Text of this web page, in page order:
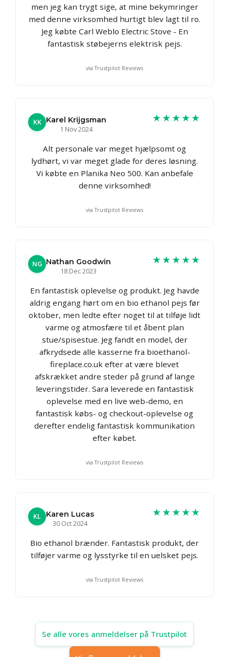
men jeg kan trygt sige, at mine bekymringer
med denne virksomhed hurtigt blev lagt til ro.
Jeg købte Carl Weblo Electric Stove - En
fantastisk støbejerns elektrisk pejs.
via Trustpilot Reviews
KK Karel Krijgsman
1 Nov 2024
★★★★★
Alt personale var meget hjælpsomt og
lydhørt, vi var meget glade for deres løsning.
Vi købte en Planika Neo 500. Kan anbefale
denne virksomhed!
via Trustpilot Reviews
NG Nathan Goodwin
18 Dec 2023
★★★★★
En fantastisk oplevelse og produkt. Jeg havde
aldrig engang hørt om en bio ethanol pejs før
oktober, men ledte efter noget til at tilføje lidt
varme og atmosfære til et åbent plan
stue/spisestue. Jeg fandt en model, der
afkrydsede alle kasserne fra bioethanol-
fireplace.co.uk efter at være blevet
afskrækket andre steder på grund af lange
leveringstider. Sara leverede en fantastisk
oplevelse med en live web-demo, en
fantastisk købs- og checkout-oplevelse og
derefter endelig fantastisk kommunikation
efter købet.
via Trustpilot Reviews
KL
Karen Lucas
30 Oct 2024
★★★★★
Bio ethanol brænder. Fantastisk produkt, der
tilføjer varme og lysstyrke til en uelsket pejs.
via Trustpilot Reviews
Se alle vores anmeldelser på Trustpilot